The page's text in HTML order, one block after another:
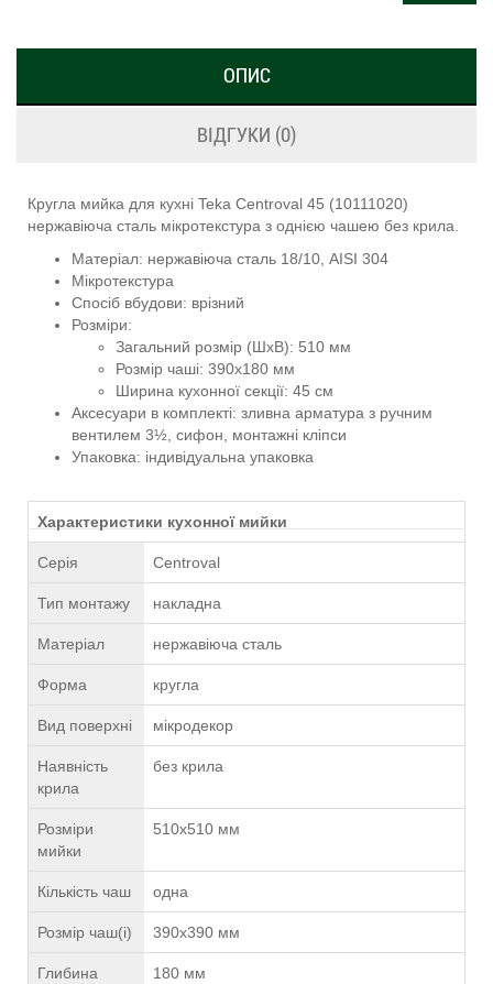
ОПИС
ВІДГУКИ (0)
Кругла мийка для кухні Teka Centroval 45 (10111020)
нержавіюча сталь мікротекстура з однією чашею без крила.
Матеріал: нержавіюча сталь 18/10, AISI 304
Мікротекстура
Спосіб вбудови: врізний
Розміри:
Загальний розмір (ШxВ): 510 мм
Розмір чаші: 390x180 мм
Ширина кухонної секції: 45 см
Аксесуари в комплекті: зливна арматура з ручним
вентилем 3½, сифон, монтажні кліпси
Упаковка: індивідуальна упаковка
Характеристики кухонної мийки
Серія Centroval
Тип монтажу накладна
Матеріал нержавіюча сталь
Форма кругла
Вид поверхні мікродекор
Наявність
крила
без крила
Розміри
мийки
510x510 мм
Кількість чаш одна
Розмір чаш(і) 390x390 мм
Глибина
180 мм